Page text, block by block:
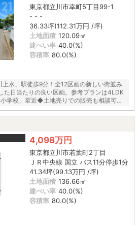
東京都立川市幸町5丁目99-1
- - -
36.33坪(112.31万円 /坪)
土地面積 120.09㎡
建ぺい率 40.0(%)
容積率 80.0(%)
水」駅徒歩9分！全12区画の新しい街並み
日当たりの良い区画。参考プランは4LDK
学校」至近◆土地売りでの販売も相談可能
4,098万円
東京都立川市若葉町2丁目
ＪＲ中央線 国立 バス11分停歩1分
41.34坪(99.13万円 /坪)
土地面積 136.66㎡
建ぺい率 40.0(%)
容積率 80.0(%)